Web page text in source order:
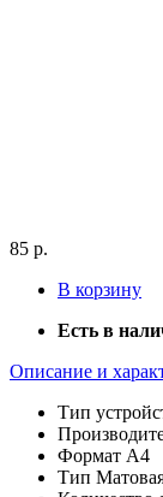
85 р.
В корзину
Есть в
Описание и
Тип
Формат A4
Тип